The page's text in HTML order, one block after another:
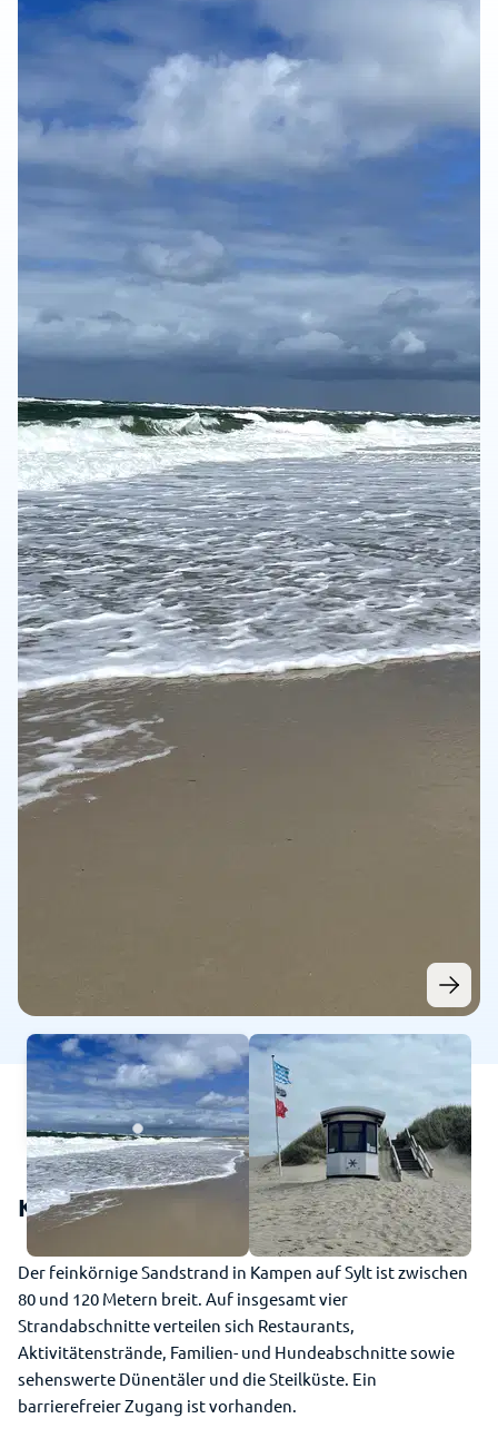
Kampen (Sylt) - So sieht der Strand aus
Der feinkörnige Sandstrand in Kampen auf Sylt ist zwischen
80 und 120 Metern breit. Auf insgesamt vier
Strandabschnitte verteilen sich Restaurants,
Aktivitätenstrände, Familien- und Hundeabschnitte sowie
sehenswerte Dünentäler und die Steilküste. Ein
barrierefreier Zugang ist vorhanden.